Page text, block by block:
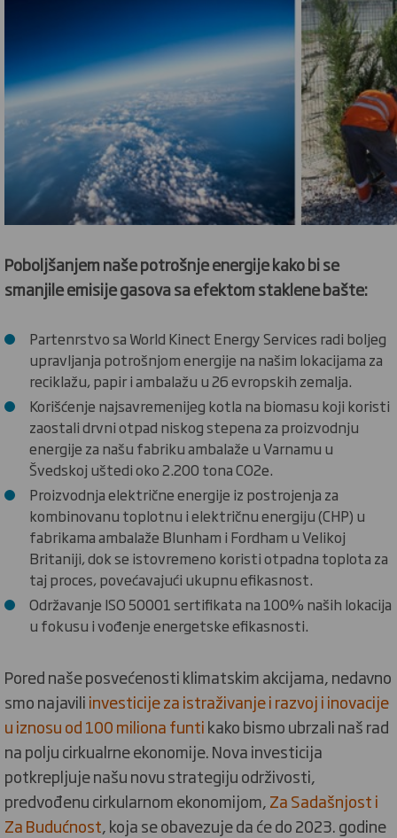
Poboljšanjem naše potrošnje energije kako bi se
smanjile emisije gasova sa efektom staklene bašte:
Partenrstvo sa World Kinect Energy Services radi boljeg
upravljanja potrošnjom energije na našim lokacijama za
reciklažu, papir i ambalažu u 26 evropskih zemalja.
Korišćenje najsavremenijeg kotla na biomasu koji koristi
zaostali drvni otpad niskog stepena za proizvodnju
energije za našu fabriku ambalaže u Varnamu u
Švedskoj uštedi oko 2.200 tona CO2e.
Proizvodnja električne energije iz postrojenja za
kombinovanu toplotnu i električnu energiju (CHP) u
fabrikama ambalaže Blunham i Fordham u Velikoj
Britaniji, dok se istovremeno koristi otpadna toplota za
taj proces, povećavajući ukupnu efikasnost.
Održavanje ISO 50001 sertifikata na 100% naših lokacija
u fokusu i vođenje energetske efikasnosti.
Pored naše posvećenosti klimatskim akcijama, nedavno
smo najaviliinvesticije za istraživanje i razvoj i inovacije
u iznosu od 100 miliona funtikako bismo ubrzali naš rad
na polju cirkualrne ekonomije. Nova investicija
potkrepljuje našu novu strategiju održivosti,
predvođenu cirkularnom ekonomijom,Za Sadašnjost i
Za Budućnost, koja se obavezuje da će do 2023. godine